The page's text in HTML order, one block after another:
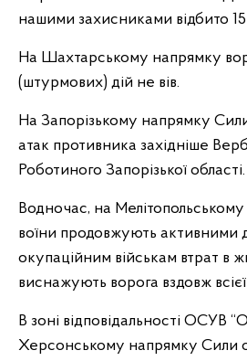
нашими захисниками відбито 15
На Шахтарському напрямку
(штурмових) дій не вів.
На Запорізькому напрямку
атак противника західніше
Роботиного Запорізької області.
Водночас, на
воїни продовжують активними
окупаційним військам втрат в
виснажують ворога вздовж всієї
В зоні відповідальності ОСУВ
Херсонському напрямку Сили